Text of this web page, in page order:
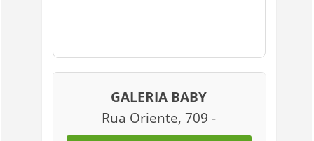
GALERIA BABY
Rua Oriente, 709 -